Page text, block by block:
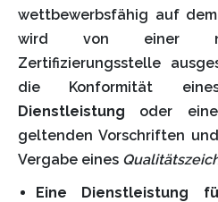
wettbewerbsfähig auf
wird von einer
Zertifizierungsstelle
die Konformität
Dienstleistung oder
geltenden Vorschriften
Vergabe eines
Eine Dienstleistung